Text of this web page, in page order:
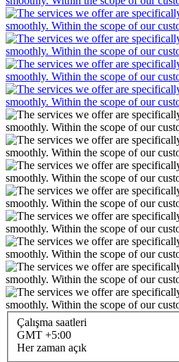
Çalışma saatleri
GMT +5:00
Her zaman açık